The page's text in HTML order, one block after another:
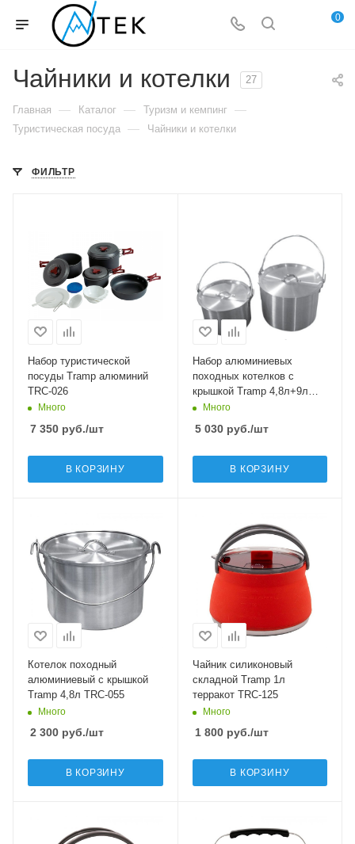
0
Чайники и котелки 27
Главная — Каталог — Туризм и кемпинг —
Туристическая посуда — Чайники и котелки
ФИЛЬТР
Набор туристической
посуды Tramp алюминий
TRC-026
Много
7 350 руб./шт
В КОРЗИНУ
Набор алюминиевых
походных котелков с
крышкой Tramp 4,8л+9л
TRC-085
Много
5 030руб./шт
В КОРЗИНУ
Котелок походный
алюминиевый с крышкой
Tramp 4,8л TRC-055
Много
2 300 руб./шт
В КОРЗИНУ
Чайник силиконовый
складной Tramp 1л
терракот TRC-125
Много
1 800руб./шт
В КОРЗИНУ